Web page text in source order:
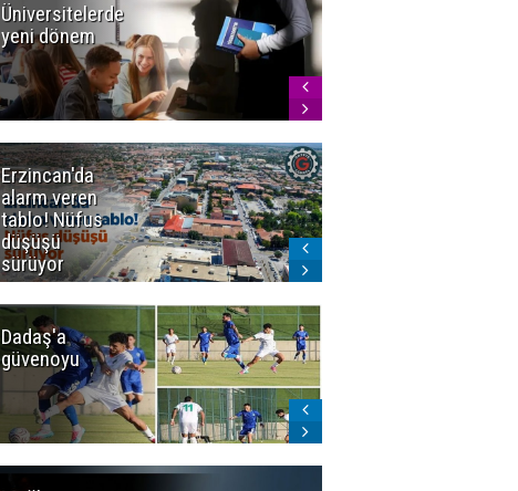
Üniversitelerde
yeni dönem
Erzincan'da
alarm veren
tablo! Nüfus
düşüşü
sürüyor
Dadaş'a
güvenoyu